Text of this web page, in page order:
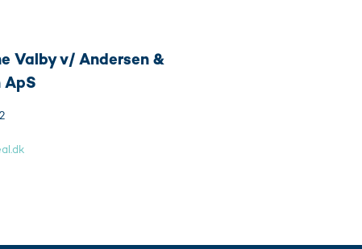
Valby v/ Andersen &
ApS